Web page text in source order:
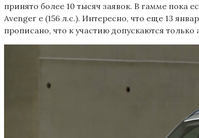
принято более 10 тысяч заявок. В гамме пока
Avenger e (156 л.с.). Интересно, что еще 13
прописано, что к участию допускаются